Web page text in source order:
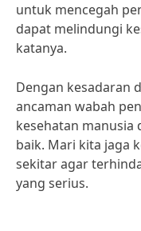
untuk mencegah
dapat melindungi
katanya.
Dengan kesadaran
ancaman wabah
kesehatan manusia
baik. Mari kita jaga
sekitar agar
yang serius.